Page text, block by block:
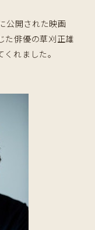
公開された映画
た俳優の草刈正雄
れました。